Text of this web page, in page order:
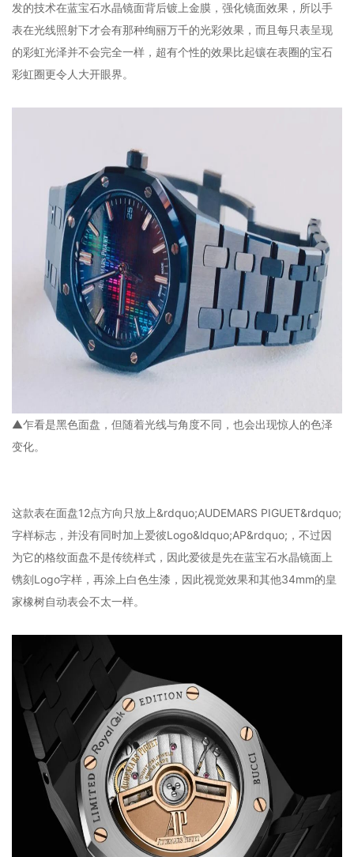
发的技术在蓝宝石水晶镜面背后镀上金膜，强化镜面效果，所以手
表在光线照射下才会有那种绚丽万千的光彩效果，而且每只表呈现
的彩虹光泽并不会完全一样，超有个性的效果比起镶在表圈的宝石
彩虹圈更令人大开眼界。
▲乍看是黑色面盘，但随着光线与角度不同，也会出现惊人的色泽
变化。
这款表在面盘12点方向只放上&rdquo;AUDEMARS PIGUET&rdquo;
字样标志，并没有同时加上爱彼Logo&ldquo;AP&rdquo;，不过因
为它的格纹面盘不是传统样式，因此爱彼是先在蓝宝石水晶镜面上
镌刻Logo字样，再涂上白色生漆，因此视觉效果和其他34mm的皇
家橡树自动表会不太一样。